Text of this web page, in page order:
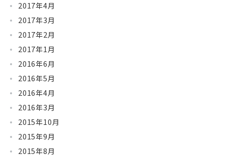
2017年4月
2017年3月
2017年2月
2017年1月
2016年6月
2016年5月
2016年4月
2016年3月
2015年10月
2015年9月
2015年8月